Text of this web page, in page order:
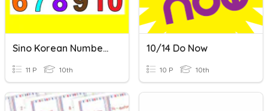
Sino Korean Numbers 1-10
11 P 10th
10/14 Do Now
10 P 10th